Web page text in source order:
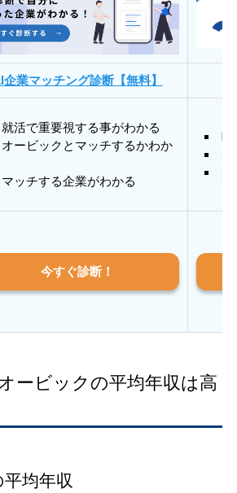
企業マッチング診断【無料】
就活で重要視する事がわかる
オービックとマッチするかわか
マッチする企業がわかる
質
今すぐ診断！
オービックの平均年収は高
均年収